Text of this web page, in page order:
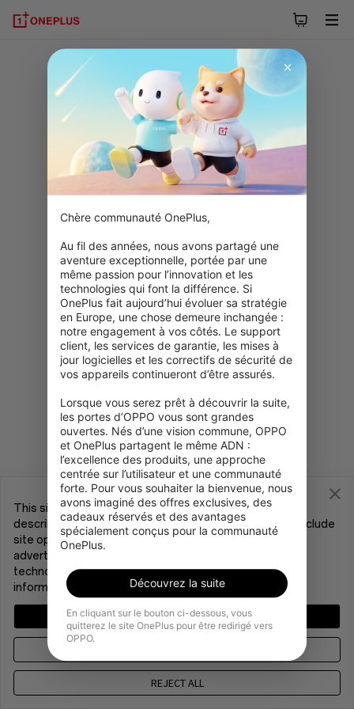
temporairement pas disponible à
l'achat dans votre région.
Voir plus de produits
Chère communauté OnePlus,
Au fil des années, nous avons partagé une
aventure exceptionnelle, portée par une
même passion pour l’innovation et les
technologies qui font la différence. Si
OnePlus fait aujourd’hui évoluer sa stratégie
en Europe, une chose demeure inchangée :
notre engagement à vos côtés. Le support
client, les services de garantie, les mises à
jour logicielles et les correctifs de sécurité de
vos appareils continueront d’être assurés.
Lorsque vous serez prêt à découvrir la suite,
les portes d’OPPO vous sont grandes
ouvertes. Nés d’une vision commune, OPPO
et OnePlus partagent le même ADN :
l’excellence des produits, une approche
centrée sur l’utilisateur et une communauté
forte. Pour vous souhaiter la bienvenue, nous
avons imaginé des offres exclusives, des
cadeaux réservés et des avantages
spécialement conçus pour la communauté
OnePlus.
Découvrez la suite
En cliquant sur le bouton ci-dessous, vous
quitterez le site OnePlus pour être redirigé vers
OPPO.
This site uses cookies and related technologies, as
described in ourCookie Policy, for purposes that may include
site operation, analytics, enhanced user experience, or
advertising. You may consent to our use of these
technologies or manage your preferences. For more
information, please see ourPrivacy Policy
MANAGE CHOICES
REJECT ALL